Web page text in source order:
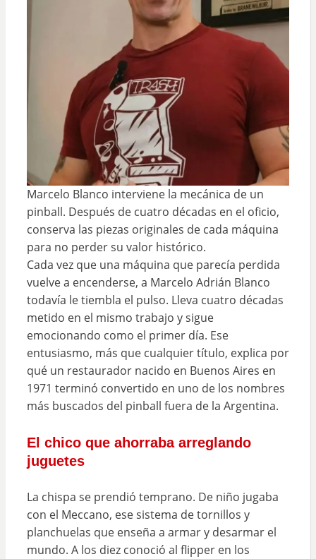
Marcelo Blanco interviene la mecánica de un
pinball. Después de cuatro décadas en el oficio,
conserva las piezas originales de cada máquina
para no perder su valor histórico.
Cada vez que una máquina que parecía perdida
vuelve a encenderse, a Marcelo Adrián Blanco
todavía le tiembla el pulso. Lleva cuatro décadas
metido en el mismo trabajo y sigue
emocionando como el primer día. Ese
entusiasmo, más que cualquier título, explica por
qué un restaurador nacido en Buenos Aires en
1971 terminó convertido en uno de los nombres
más buscados del pinball fuera de la Argentina.
El chico que ahorraba arreglando
juguetes
La chispa se prendió temprano. De niño jugaba
con el Meccano, ese sistema de tornillos y
planchuelas que enseña a armar y desarmar el
mundo. A los diez conoció al flipper en los